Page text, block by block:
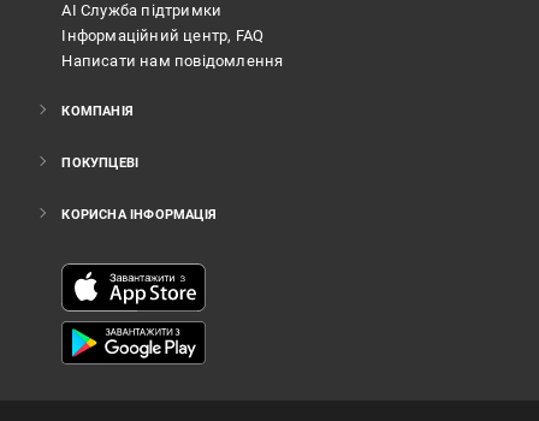
АІ Служба підтримки
Інформаційний центр, FAQ
Написати нам повідомлення
КОМПАНІЯ
ПОКУПЦЕВІ
КОРИСНА ІНФОРМАЦІЯ